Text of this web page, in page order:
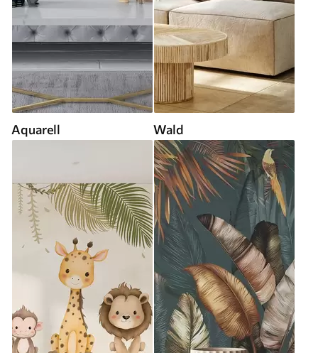
Aquarell Wald